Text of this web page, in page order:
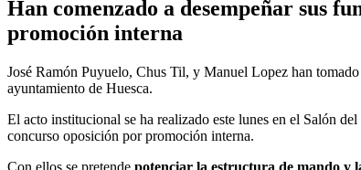
Han comenzado a desempeñar sus
promoción interna
José Ramón Puyuelo, Chus Til, y Manuel Lopez han tomado
ayuntamiento de Huesca.
El acto institucional se ha realizado este lunes en el Salón
concurso oposición por promoción interna.